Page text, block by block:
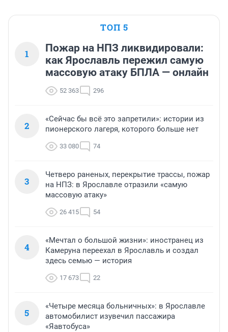
ТОП 5
1
Пожар на НПЗ ликвидировали:
как Ярославль пережил самую
массовую атаку БПЛА — онлайн
52 363 296
2
«Сейчас бы всё это запретили»: истории из
пионерского лагеря, которого больше нет
33 080 74
3
Четверо раненых, перекрытие трассы, пожар
на НПЗ: в Ярославле отразили «самую
массовую атаку»
26 415 54
4
«Мечтал о большой жизни»: иностранец из
Камеруна переехал в Ярославль и создал
здесь семью — история
17 673 22
5
«Четыре месяца больничных»: в Ярославле
автомобилист изувечил пассажира
«Яавтобуса»